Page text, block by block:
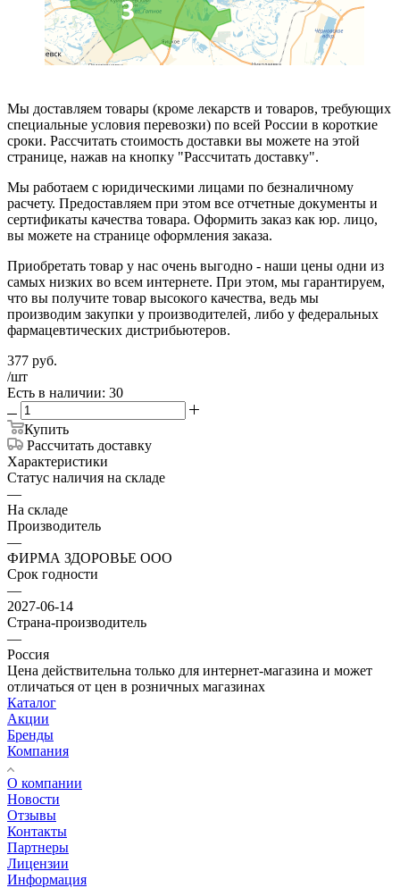
Мы доставляем товары (кроме лекарств и товаров, требующих
специальные условия перевозки) по всей России в короткие
сроки. Рассчитать стоимость доставки вы можете на этой
странице, нажав на кнопку "Рассчитать доставку".
Мы работаем с юридическими лицами по безналичному
расчету. Предоставляем при этом все отчетные документы и
сертификаты качества товара. Оформить заказ как юр. лицо,
вы можете на странице оформления заказа.
Приобретать товар у нас очень выгодно - наши цены одни из
самых низких во всем интернете. При этом, мы гарантируем,
что вы получите товар высокого качества, ведь мы
производим закупки у производителей, либо у федеральных
фармацевтических дистрибьютеров.
377 руб.
/шт
Есть в наличии: 30
Купить
Рассчитать доставку
Характеристики
Статус наличия на складе
—
На складе
Производитель
—
ФИРМА ЗДОРОВЬЕ ООО
Срок годности
—
2027-06-14
Страна-производитель
—
Россия
Цена действительна только для интернет-магазина и может
отличаться от цен в розничных магазинах
Каталог
Акции
Бренды
Компания
О компании
Новости
Отзывы
Контакты
Партнеры
Лицензии
Информация